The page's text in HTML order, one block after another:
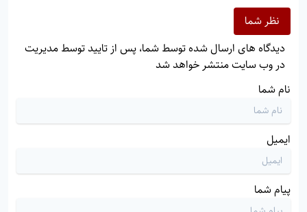
نظر شما
دیدگاه های ارسال شده توسط شما، پس از تایید توسط مدیریت
در وب سایت منتشر خواهد شد
نام شما
ایمیل
پیام شما